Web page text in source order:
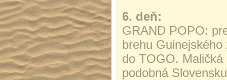
6. deň:
GRAND POPO:
brehu
do TOGO.
podobná